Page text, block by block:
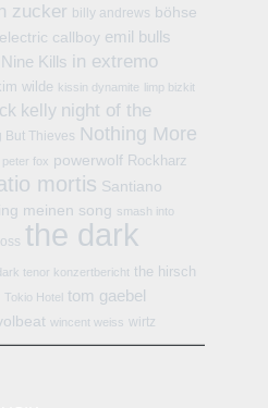
zucker billy andrews böhse
electric callboy emil bulls
Kills in extremo
wilde kissin dynamite limp bizkit
kelly night of the
But Thieves Nothing More
peter fox powerwolf Rockharz
mortis Santiano
meinen song smash into
the dark
tenor konzertbericht the hirsch
Tokio Hotel tom gaebel
wincent weiss wirtz